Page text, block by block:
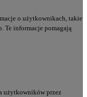
o użytkownikach, takie
Te informacje pomagają
użytkowników przez